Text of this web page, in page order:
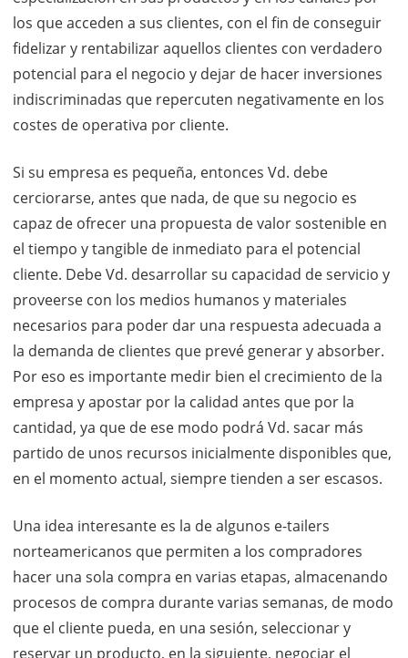
los que acceden a sus clientes, con el fin de conseguir
fidelizar y rentabilizar aquellos clientes con verdadero
potencial para el negocio y dejar de hacer inversiones
indiscriminadas que repercuten negativamente en los
costes de operativa por cliente.
Si su empresa es pequeña, entonces Vd. debe
cerciorarse, antes que nada, de que su negocio es
capaz de ofrecer una propuesta de valor sostenible en
el tiempo y tangible de inmediato para el potencial
cliente. Debe Vd. desarrollar su capacidad de servicio y
proveerse con los medios humanos y materiales
necesarios para poder dar una respuesta adecuada a
la demanda de clientes que prevé generar y absorber.
Por eso es importante medir bien el crecimiento de la
empresa y apostar por la calidad antes que por la
cantidad, ya que de ese modo podrá Vd. sacar más
partido de unos recursos inicialmente disponibles que,
en el momento actual, siempre tienden a ser escasos.
Una idea interesante es la de algunos e-tailers
norteamericanos que permiten a los compradores
hacer una sola compra en varias etapas, almacenando
procesos de compra durante varias semanas, de modo
que el cliente pueda, en una sesión, seleccionar y
reservar un producto, en la siguiente, negociar el